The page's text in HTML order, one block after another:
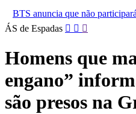
não participará no Grammy
Pular
conteúdo
ÁS de Espadas
Homens que
engano”
são presos na